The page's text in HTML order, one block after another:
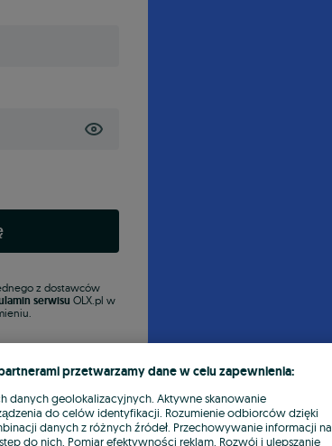
z dostawców
serwisu OLX.pl w
przetwarzamy dane w celu zapewnienia:
danych geolokalizacyjnych. Aktywne skanowanie
do celów identyfikacji. Rozumienie odbiorców dzięki
danych z różnych źródeł. Przechowywanie informacji na
do nich. Pomiar efektywności reklam. Rozwój i ulepszanie